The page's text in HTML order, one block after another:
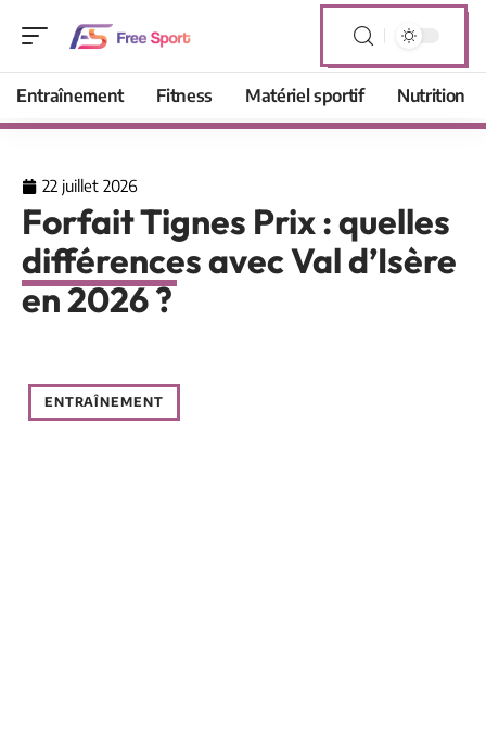
Entraînement Fitness Matériel sportif Nutrition
22 juillet 2026
Forfait Tignes Prix : quelles
différences avec Val d’Isère
en 2026 ?
ENTRAÎNEMENT